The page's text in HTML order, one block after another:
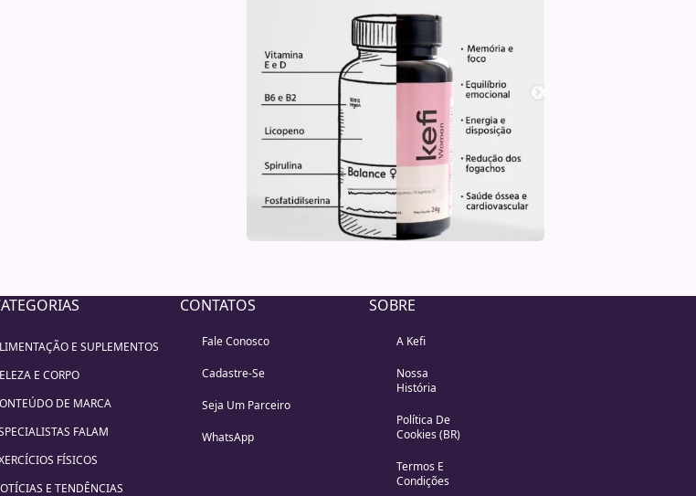
E SUPLEMENTOS
E CORPO
DE MARCA
FALAM
FÍSICOS
E TENDÊNCIAS
CONTATOS
Fale Conosco
Cadastre-Se
Seja Um Parceiro
WhatsApp
SOBRE
A Kefi
Nossa
História
Política De
Cookies (BR)
Termos E
Condições